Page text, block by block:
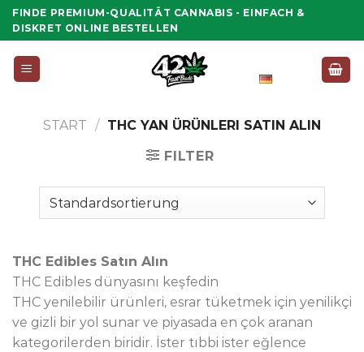
Zum
Inhalt
FINDE PREMIUM-QUALITÄT CANNABIS - EINFACH &
DISKRET ONLINE BESTELLEN
START / THC YAN ÜRÜNLERI SATIN ALIN
FILTER
THC Edibles Satın Alın
THC Edibles dünyasını keşfedin
THC yenilebilir ürünleri, esrar tüketmek için yenilikçi
ve gizli bir yol sunar ve piyasada en çok aranan
kategorilerden biridir. İster tıbbi ister eğlence